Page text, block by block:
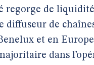
regorge de
diffuseur de
et en
dans